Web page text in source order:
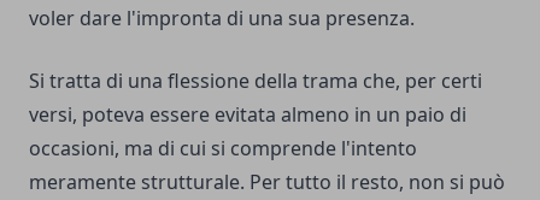
voler dare l'impronta di una sua presenza.
Si tratta di una flessione della trama che, per certi
versi, poteva essere evitata almeno in un paio di
occasioni, ma di cui si comprende l'intento
meramente strutturale. Per tutto il resto, non si può